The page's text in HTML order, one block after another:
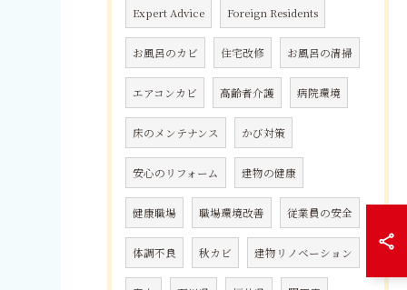
Expert Advice Foreign Residents
お風呂のカビ 住宅改修 お風呂の清掃
エアコンカビ 高齢者介護 病院環境
床のメンテナンス かび対策
安心のリフォーム 建物の健康
健康職場 職場環境改善 従業員の安全
体調不良 秋カビ 建物リノベーション